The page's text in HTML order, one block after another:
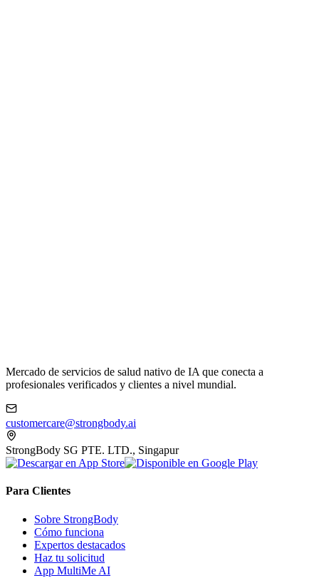
Mercado de servicios de salud nativo de IA que conecta a
profesionales verificados y clientes a nivel mundial.
customercare@strongbody.ai
StrongBody SG PTE. LTD., Singapur
Para Clientes
Sobre StrongBody
Cómo funciona
Expertos destacados
Haz tu solicitud
App MultiMe AI